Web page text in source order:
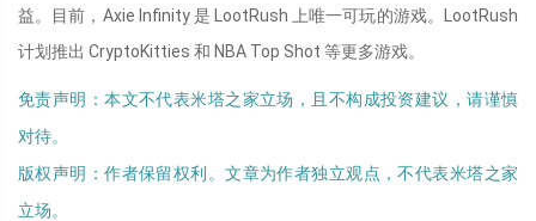
益。目前，Axie Infinity 是 LootRush 上唯一可玩的游戏。LootRush
计划推出 CryptoKitties 和 NBA Top Shot 等更多游戏。
免责声明：本文不代表米塔之家立场，且不构成投资建议，请谨慎
对待。
版权声明：作者保留权利。文章为作者独立观点，不代表米塔之家
立场。